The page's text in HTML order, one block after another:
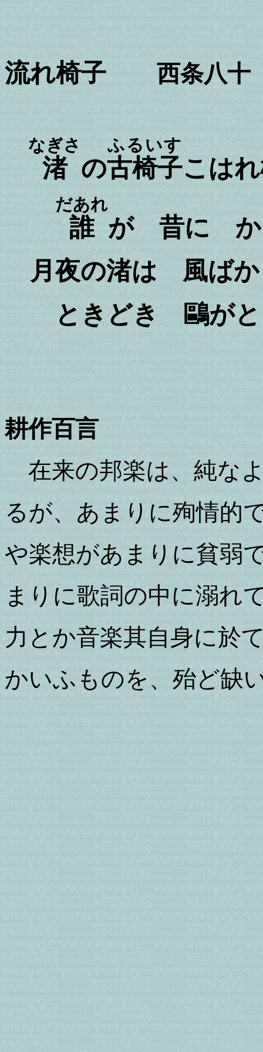
流れ椅子西条八
渚
なぎさ
の古椅子
ふるいす
こは
誰
だあれ
が 昔に か
月夜の渚は 風ばか
ときどき 鷗がと
耕作百言
在来の邦楽は、純な
るが、あまりに殉情的
や楽想があまりに貧弱
まりに歌詞の中に溺れ
力とか音楽其自身に於
かいふものを、殆ど缺